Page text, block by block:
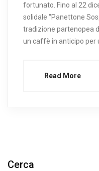
fortunato. Fino al 22
solidale “Panettone
tradizione partenopea
un caffè in anticipo per
Read More
Cerca